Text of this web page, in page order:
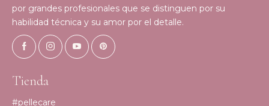
por grandes profesionales que se distinguen por su
habilidad técnica y su amor por el detalle.
Tienda
#pellecare